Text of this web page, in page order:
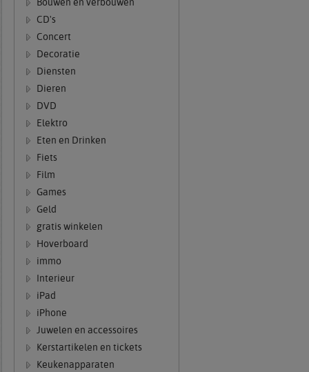
Bouwen en verbouwen
CD's
Concert
Decoratie
Diensten
Dieren
DVD
Elektro
Eten en Drinken
Fiets
Film
Games
Geld
gratis winkelen
Hoverboard
immo
Interieur
iPad
iPhone
Juwelen en accessoires
Kerstartikelen en tickets
Keukenapparaten